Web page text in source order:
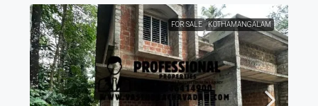
FOR SALE KOTHAMANGALAM